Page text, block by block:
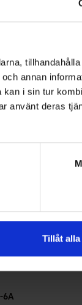
annan
i sin tur
använt deras
Tillåt
6A